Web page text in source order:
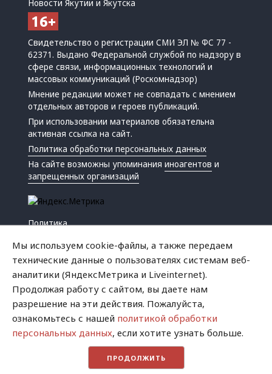
Новости Якутии и Якутска
Свидетельство о регистрации СМИ ЭЛ № ФС 77 -
62371. Выдано Федеральной службой по надзору в
сфере связи, информационных технологий и
массовых коммуникаций (Роскомнадзор)
Мнение редакции может не совпадать с мнением
отдельных авторов и героев публикаций.
При использовании материалов обязательна
активная ссылка на сайт.
Политика обработки персональных данных
На сайте возможны упоминанияиноагентов и
запрещенных организаций
Политика
Криминал
Успех
Хватит это терпеть
Мы используем cookie-файлы, а также передаем
технические данные о пользователях системам веб-
аналитики (ЯндексМетрика и Liveinternet).
Продолжая работу с сайтом, вы даете нам
разрешение на эти действия. Пожалуйста,
ознакомьтесь с нашей политикой обработки
персональных данных, если хотите узнать больше.
ПРОДОЛЖИТЬ